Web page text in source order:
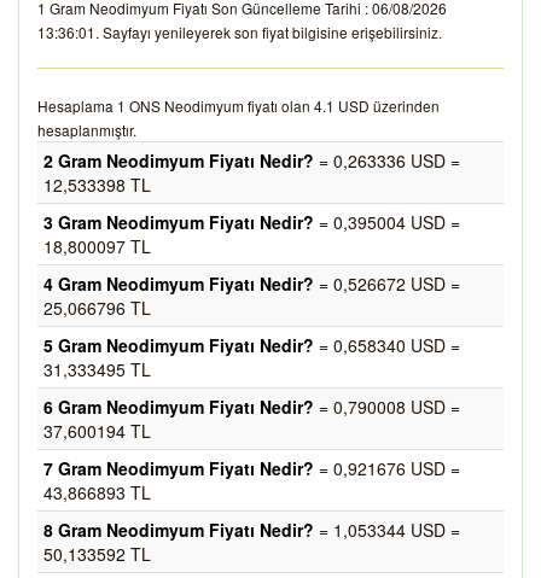
1 Gram Neodimyum Fiyatı Son Güncelleme Tarihi : 06/08/2026
13:36:01. Sayfayı yenileyerek son fiyat bilgisine erişebilirsiniz.
Hesaplama 1 ONS Neodimyum fiyatı olan 4.1 USD üzerinden
hesaplanmıştır.
2 Gram Neodimyum Fiyatı Nedir? = 0,263336 USD =
12,533398 TL
3 Gram Neodimyum Fiyatı Nedir? = 0,395004 USD =
18,800097 TL
4 Gram Neodimyum Fiyatı Nedir? = 0,526672 USD =
25,066796 TL
5 Gram Neodimyum Fiyatı Nedir? = 0,658340 USD =
31,333495 TL
6 Gram Neodimyum Fiyatı Nedir? = 0,790008 USD =
37,600194 TL
7 Gram Neodimyum Fiyatı Nedir? = 0,921676 USD =
43,866893 TL
8 Gram Neodimyum Fiyatı Nedir? = 1,053344 USD =
50,133592 TL